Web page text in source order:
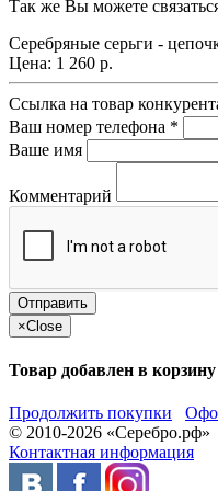
Так же Вы можете
Серебряные серьги -
Цена: 1 260 р.
Ссылка на товар
Ваш номер телефона *
Ваше имя
Комментарий
×Close
Товар добавлен в корзину
Продолжить покупки
© 2010-2026 «Серебро.рф»
Контактная информация